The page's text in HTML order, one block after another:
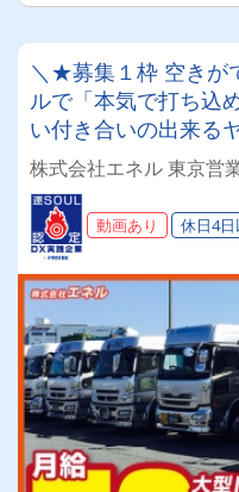
＼★募集１枠 空きが
ルで「本気で打ち込
い付き合いの出来る
だけの価値が必ずあ
株式会社エネル 東京営
動画あり 休日4